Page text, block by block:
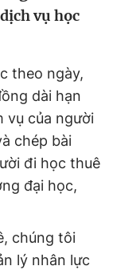
cáo
vụ học
theo ngày,
dài hạn
vụ của người
chép bài
đi học thuê
đại học,
chúng tôi
lý nhân lực